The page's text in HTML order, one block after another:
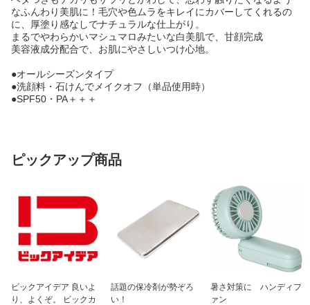
なふんわり美肌に！毛穴や色ムラをキレイにカバーしてくれるの
に、厚塗り感なしでナチュラルな仕上がり。
まるでやわらかいマシュマロみたいな白美肌で、甘顔完成
美容液成分配合で、お肌にやさしいつけ心地。
●オールシーズンタイプ
●洗顔料・石けんでメイクオフ（単品使用時）
●SPF50・PA＋＋＋
ピックアップ商品
ビックアイデア 良いよ
り、よくぞ。 ビックカ
話題の保冷剤が勢ぞろ
い！
暑さ対策に ハンディフ
ァン